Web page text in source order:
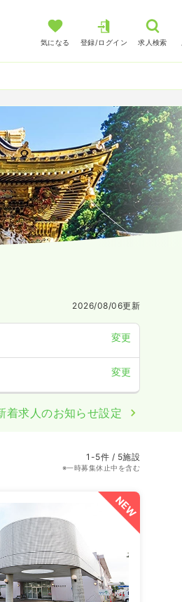
気になる 登録/ログイン 求人検索
2026/08/06更新
変更
変更
着求人のお知らせ設定
1-5件 / 5施設
※一時募集休止中を含む
NEW